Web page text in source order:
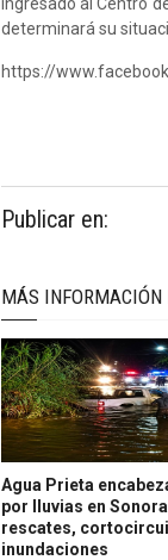
determinará su
https://
Publicar en:
MÁS INFORMACIÓN
Agua Prieta
por lluvias en
rescates,
inundaciones